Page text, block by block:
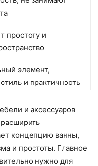
простоту и
элемент,
и практичность
и аксессуаров
концепцию ванны,
и простоты. Главное
нужно для